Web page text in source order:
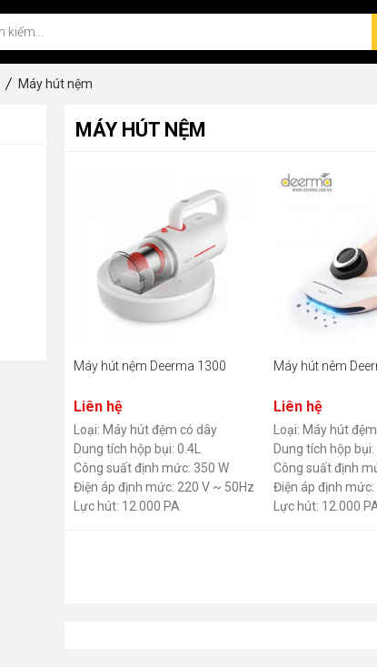
Máy hút nệm
MÁY HÚT NỆM
Máy hút nệm Deerma 1300
Liên hệ
Loại: Máy hút đệm có dây
Dung tích hộp bụi: 0.4L
Công suất định mức: 350 W
Điện áp định mức: 220 V ~ 50Hz
Lực hút: 12.000 PA
Máy hút nêm
Liên hệ
Loại: Máy hút
Dung tích hộp bụi:
Công suất định
Điện áp định
Lực hút: 12.000